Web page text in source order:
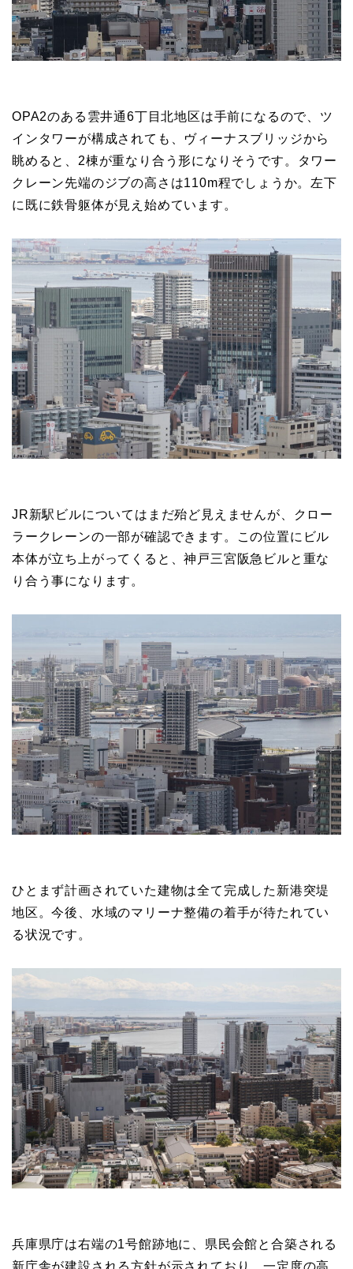
OPA2のある雲井通6丁目北地区は手前になるので、ツ
インタワーが構成されても、ヴィーナスブリッジから
眺めると、2棟が重なり合う形になりそうです。タワー
クレーン先端のジブの高さは110m程でしょうか。左下
に既に鉄骨躯体が見え始めています。
JR新駅ビルについてはまだ殆ど見えませんが、クロー
ラークレーンの一部が確認できます。この位置にビル
本体が立ち上がってくると、神戸三宮阪急ビルと重な
り合う事になります。
ひとまず計画されていた建物は全て完成した新港突堤
地区。今後、水域のマリーナ整備の着手が待たれてい
る状況です。
兵庫県庁は右端の1号館跡地に、県民会館と合築される